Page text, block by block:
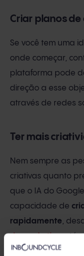
Criar planos de
Se você tem uma
onde começar,
plataforma pode
direção a esse
através de redes
Ter mais
Nem sempre as
criativas quanto
que o IA do
capacidade de
rapidamente,
de marketingaté
Além disso, as